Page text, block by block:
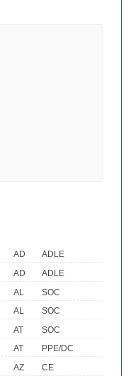
AD
ADLE
AD
ADLE
AL
SOC
AL
SOC
AT
SOC
AT
PPE/DC
AZ
CE